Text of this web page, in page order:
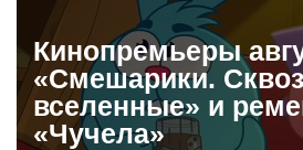
Кинопремьеры
«Смешарики.
вселенные» и
«Чучела»